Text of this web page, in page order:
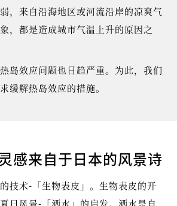
，来自沿海地区或河流沿岸的凉爽气
，都是造成城市气温上升的原因之
岛效应问题也日趋严重。为此，我们
缓解热岛效应的措施。
感来自于日本的风景诗
技术-「生物表皮」。生物表皮的开
日风景-「洒水」的启发。洒水是自